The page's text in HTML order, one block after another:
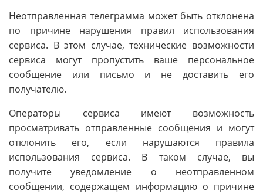
Неотправленная телеграмма может быть отклонена
по причине нарушения правил использования
сервиса. В этом случае, технические возможности
сервиса могут пропустить ваше персональное
сообщение или письмо и не доставить его
получателю.
Операторы сервиса имеют возможность
просматривать отправленные сообщения и могут
отклонить его, если нарушаются правила
использования сервиса. В таком случае, вы
получите уведомление о неотправленном
сообщении, содержащем информацию о причине